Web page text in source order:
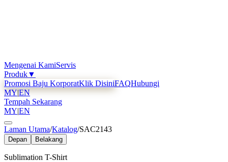
Mengenai KamiServis
Produk▼
Promosi Baju KorporatKlik DisiniFAQHubungi
MY|EN
Tempah Sekarang
MY|EN
Laman Utama/Katalog/SAC2143
Depan Belakang
Sublimation T-Shirt